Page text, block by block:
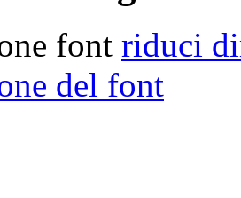
font riduci
del font